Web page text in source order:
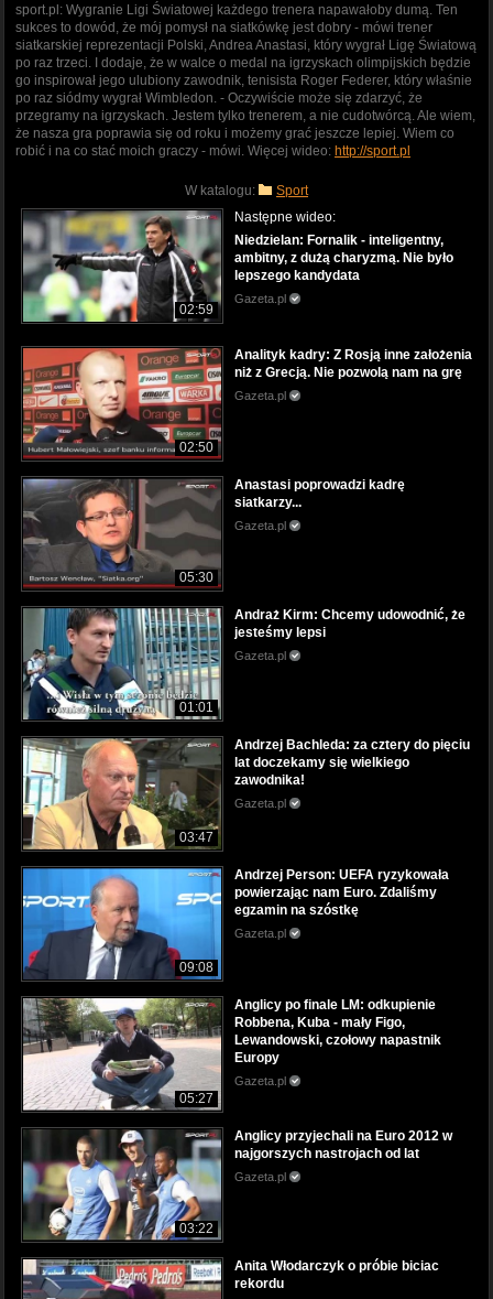
sport.pl: Wygranie Ligi Światowej każdego trenera napawałoby dumą. Ten
sukces to dowód, że mój pomysł na siatkówkę jest dobry - mówi trener
siatkarskiej reprezentacji Polski, Andrea Anastasi, który wygrał Ligę Światową
po raz trzeci. I dodaje, że w walce o medal na igrzyskach olimpijskich będzie
go inspirował jego ulubiony zawodnik, tenisista Roger Federer, który właśnie
po raz siódmy wygrał Wimbledon. - Oczywiście może się zdarzyć, że
przegramy na igrzyskach. Jestem tylko trenerem, a nie cudotwórcą. Ale wiem,
że nasza gra poprawia się od roku i możemy grać jeszcze lepiej. Wiem co
robić i na co stać moich graczy - mówi. Więcej wideo: http://sport.pl
W katalogu: Sport
02:59
Następne wideo:
Niedzielan: Fornalik - inteligentny,
ambitny, z dużą charyzmą. Nie było
lepszego kandydata
Gazeta.pl
02:50
Analityk kadry: Z Rosją inne założenia
niż z Grecją. Nie pozwolą nam na grę
Gazeta.pl
05:30
Anastasi poprowadzi kadrę
siatkarzy...
Gazeta.pl
01:01
Andraż Kirm: Chcemy udowodnić, że
jesteśmy lepsi
Gazeta.pl
03:47
Andrzej Bachleda: za cztery do pięciu
lat doczekamy się wielkiego
zawodnika!
Gazeta.pl
09:08
Andrzej Person: UEFA ryzykowała
powierzając nam Euro. Zdaliśmy
egzamin na szóstkę
Gazeta.pl
05:27
Anglicy po finale LM: odkupienie
Robbena, Kuba - mały Figo,
Lewandowski, czołowy napastnik
Europy
Gazeta.pl
03:22
Anglicy przyjechali na Euro 2012 w
najgorszych nastrojach od lat
Gazeta.pl
Anita Włodarczyk o próbie biciac
rekordu